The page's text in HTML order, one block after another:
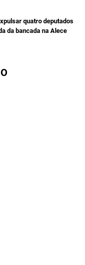
quatro deputados
da bancada na Alece